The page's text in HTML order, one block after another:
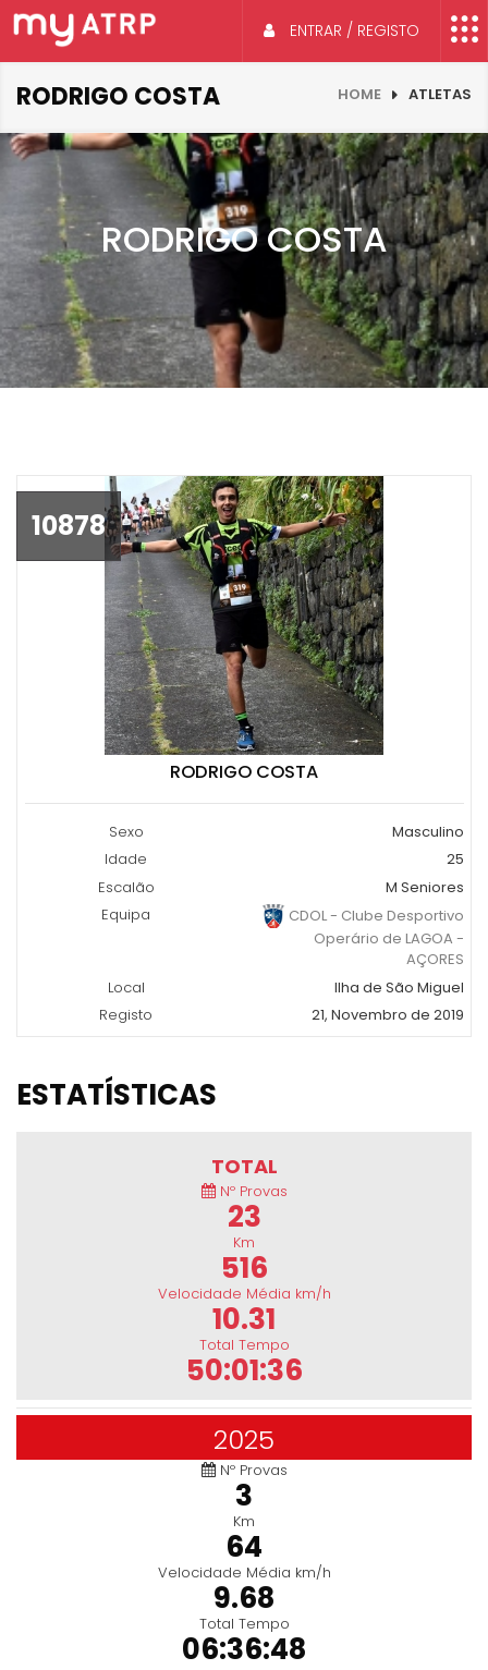
ENTRAR / REGISTO
RODRIGO COSTA HOME ATLETAS
RODRIGO COSTA
10878
RODRIGO COSTA
Sexo
Masculino
Idade
25
Escalão
M Seniores
Equipa
CDOL - Clube Desportivo
Operário de LAGOA -
AÇORES
Local
Ilha de São Miguel
Registo
21, Novembro de 2019
ESTATÍSTICAS
TOTAL
Nº Provas
23
Km
516
Velocidade Média km/h
10.31
Total Tempo
50:01:36
2025
Nº Provas
3
Km
64
Velocidade Média km/h
9.68
Total Tempo
06:36:48